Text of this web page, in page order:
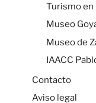
Turismo en
Museo
Museo de
IAACC
Contacto
Aviso legal